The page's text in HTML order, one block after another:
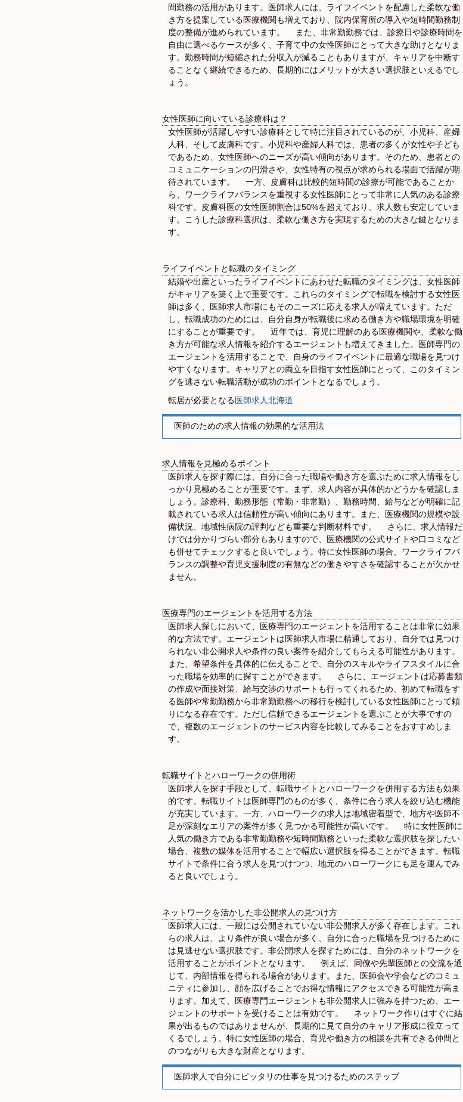
間勤務の活用があります。医師求人には、ライフイベントを配慮した柔軟な働
き方を提案している医療機関も増えており、院内保育所の導入や短時間勤務制
度の整備が進められています。 また、非常勤勤務では、診療日や診療時間を
自由に選べるケースが多く、子育て中の女性医師にとって大きな助けとなりま
す。勤務時間が短縮された分収入が減ることもありますが、キャリアを中断す
ることなく継続できるため、長期的にはメリットが大きい選択肢といえるでし
ょう。
女性医師に向いている診療科は？
女性医師が活躍しやすい診療科として特に注目されているのが、小児科、産婦
人科、そして皮膚科です。小児科や産婦人科では、患者の多くが女性や子ども
であるため、女性医師へのニーズが高い傾向があります。そのため、患者との
コミュニケーションの円滑さや、女性特有の視点が求められる場面で活躍が期
待されています。 一方、皮膚科は比較的短時間の診療が可能であることか
ら、ワークライフバランスを重視する女性医師にとって非常に人気のある診療
科です。皮膚科医の女性医師割合は50%を超えており、求人数も安定していま
す。こうした診療科選択は、柔軟な働き方を実現するための大きな鍵となりま
す。
ライフイベントと転職のタイミング
結婚や出産といったライフイベントにあわせた転職のタイミングは、女性医師
がキャリアを築く上で重要です。これらのタイミングで転職を検討する女性医
師は多く、医師求人市場にもそのニーズに応える求人が増えています。ただ
し、転職成功のためには、自分自身が転職後に求める働き方や職場環境を明確
にすることが重要です。 近年では、育児に理解のある医療機関や、柔軟な働
き方が可能な求人情報を紹介するエージェントも増えてきました。医師専門の
エージェントを活用することで、自身のライフイベントに最適な職場を見つけ
やすくなります。キャリアとの両立を目指す女性医師にとって、このタイミン
グを逃さない転職活動が成功のポイントとなるでしょう。
転居が必要となる医師求人北海道
医師のための求人情報の効果的な活用法
求人情報を見極めるポイント
医師求人を探す際には、自分に合った職場や働き方を選ぶために求人情報をし
っかり見極めることが重要です。まず、求人内容が具体的かどうかを確認しま
しょう。診療科、勤務形態（常勤・非常勤）、勤務時間、給与などが明確に記
載されている求人は信頼性が高い傾向にあります。また、医療機関の規模や設
備状況、地域性病院の評判なども重要な判断材料です。 さらに、求人情報だ
けでは分かりづらい部分もありますので、医療機関の公式サイトや口コミなど
も併せてチェックすると良いでしょう。特に女性医師の場合、ワークライフバ
ランスの調整や育児支援制度の有無などの働きやすさを確認することが欠かせ
ません。
医療専門のエージェントを活用する方法
医師求人探しにおいて、医療専門のエージェントを活用することは非常に効果
的な方法です。エージェントは医師求人市場に精通しており、自分では見つけ
られない非公開求人や条件の良い案件を紹介してもらえる可能性があります。
また、希望条件を具体的に伝えることで、自分のスキルやライフスタイルに合
った職場を効率的に探すことができます。 さらに、エージェントは応募書類
の作成や面接対策、給与交渉のサポートも行ってくれるため、初めて転職をす
る医師や常勤勤務から非常勤勤務への移行を検討している女性医師にとって頼
りになる存在です。ただし信頼できるエージェントを選ぶことが大事ですの
で、複数のエージェントのサービス内容を比較してみることをおすすめしま
す。
転職サイトとハローワークの併用術
医師求人を探す手段として、転職サイトとハローワークを併用する方法も効果
的です。転職サイトは医師専門のものが多く、条件に合う求人を絞り込む機能
が充実しています。一方、ハローワークの求人は地域密着型で、地方や医師不
足が深刻なエリアの案件が多く見つかる可能性が高いです。 特に女性医師に
人気の働き方である非常勤勤務や短時間勤務といった柔軟な選択肢を探したい
場合、複数の媒体を活用することで幅広い選択肢を得ることができます。転職
サイトで条件に合う求人を見つけつつ、地元のハローワークにも足を運んでみ
ると良いでしょう。
ネットワークを活かした非公開求人の見つけ方
医師求人には、一般には公開されていない非公開求人が多く存在します。これ
らの求人は、より条件が良い場合が多く、自分に合った職場を見つけるために
は見逃せない選択肢です。非公開求人を探すためには、自分のネットワークを
活用することがポイントとなります。 例えば、同僚や先輩医師との交流を通
じて、内部情報を得られる場合があります。また、医師会や学会などのコミュ
ニティに参加し、顔を広げることでお得な情報にアクセスできる可能性が高ま
ります。加えて、医療専門エージェントも非公開求人に強みを持つため、エー
ジェントのサポートを受けることは有効です。 ネットワーク作りはすぐに結
果が出るものではありませんが、長期的に見て自分のキャリア形成に役立って
くるでしょう。特に女性医師の場合、育児や働き方の相談を共有できる仲間と
のつながりも大きな財産となります。
医師求人で自分にピッタリの仕事を見つけるためのステップ